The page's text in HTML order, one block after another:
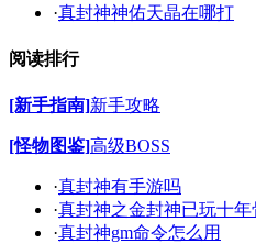
·真封神神佑天晶在哪打
阅读排行
[新手指南]新手攻略
[怪物图鉴]高级BOSS
·真封神有手游吗
·真封神之金封神已玩十
·真封神gm命令怎么用